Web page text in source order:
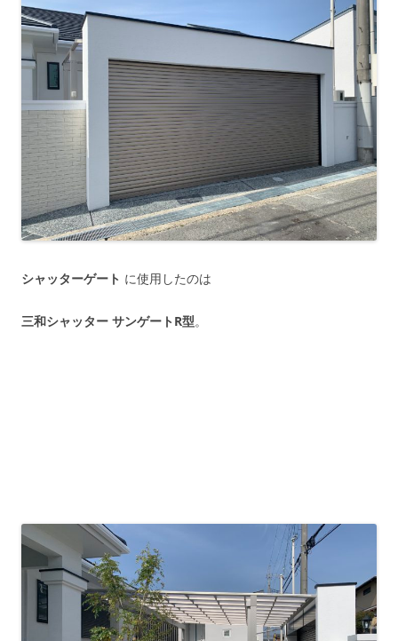
シャッターゲート に使用したのは
三和シャッター サンゲートR型。